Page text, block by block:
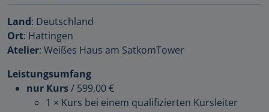
Land: Deutschland
Ort: Hattingen
Atelier: Weißes Haus am SatkomTower
Leistungsumfang
nur Kurs/ 599,00 €
1 × Kurs bei einem qualifizierten Kursleiter